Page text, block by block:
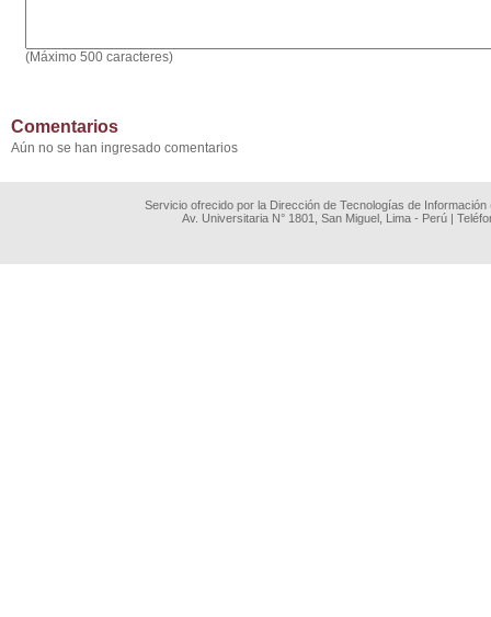
(Máximo 500 caracteres)
Comentarios
Aún no se han ingresado comentarios
Servicio ofrecido por la Dirección de Tecnologías de
Av. Universitaria N° 1801, San Miguel, Lima - Perú |